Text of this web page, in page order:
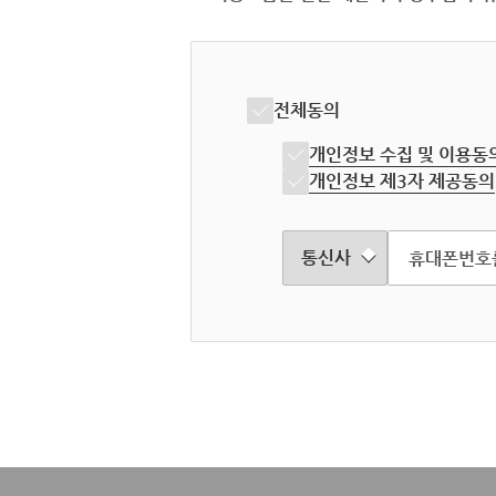
전체동의
개인정보 수집 및 이용동
개인정보 제3자 제공동의